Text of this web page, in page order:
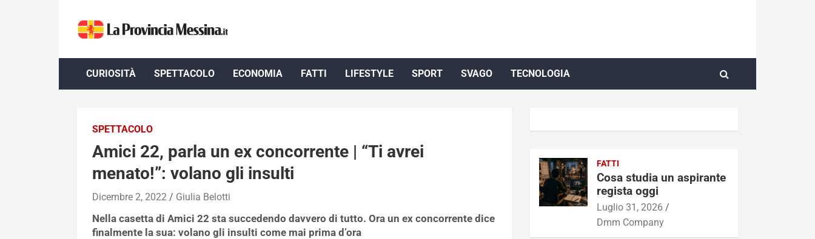
content
CURIOSITÀ SPETTACOLO ECONOMIA FATTI LIFESTYLE SPORT SVAGO TECNOLOGIA
SPETTACOLO
Amici 22, parla un ex concorrente | “Ti avrei
menato!”: volano gli insulti
Dicembre 2, 2022 Giulia Belotti
Nella casetta di Amici 22 sta succedendo davvero di tutto. Ora un ex concorrente dice
finalmente la sua: volano gli insulti come mai prima d’ora
FATTI
Cosa studia un aspirante
regista oggi
Luglio 31, 2026
Dmm Company